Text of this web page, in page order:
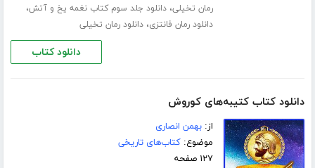
رمان تخیلی،دانلود جلد سوم کتاب نغمه یخ و آتش،
دانلود رمان فانتزی،دانلود رمان تخیلی
دانلود کتاب
دانلود کتاب کتیبه‌های کوروش
از:بهمن انصاری
موضوع:کتاب‌های تاریخی
۱۲۷ صفحه